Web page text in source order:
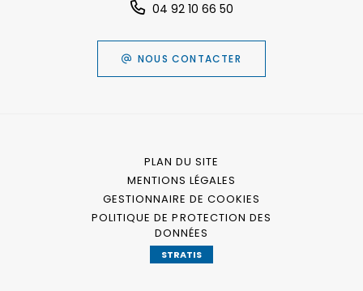
04 92 10 66 50
NOUS CONTACTER
PLAN DU SITE
MENTIONS LÉGALES
GESTIONNAIRE DE COOKIES
POLITIQUE DE PROTECTION DES
DONNÉES
STRATIS